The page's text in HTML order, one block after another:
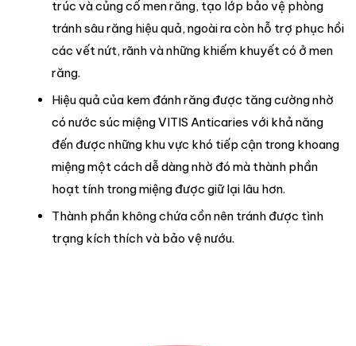
trúc và củng cố men răng, tạo lớp bảo vệ phòng
tránh sâu răng hiệu quả, ngoài ra còn hỗ trợ phục hồi
các vết nứt, rãnh và những khiếm khuyết có ở men
răng.
Hiệu quả của kem đánh răng được tăng cường nhờ
có nước súc miệng VITIS Anticaries với khả năng
đến được những khu vực khó tiếp cận trong khoang
miệng một cách dễ dàng nhờ đó mà thành phần
hoạt tính trong miệng được giữ lại lâu hơn.
Thành phần không chứa cồn nên tránh được tình
trạng kích thích và bảo vệ nướu.